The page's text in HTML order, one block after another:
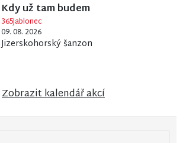
Kdy už tam budem
365Jablonec
09. 08. 2026
Jizerskohorský šanzon
Zobrazit kalendář akcí